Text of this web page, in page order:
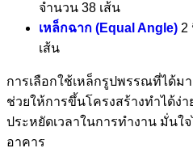
จำนวน 38 เส้น
เหล็กฉาก (Equal Angle) 2
เส้น
การเลือกใช้เหล็กรูปพรรณที่ได้ม
ช่วยให้การขึ้นโครงสร้างทำได้ง่
ประหยัดเวลาในการทำงาน มั่นใ
อาคาร